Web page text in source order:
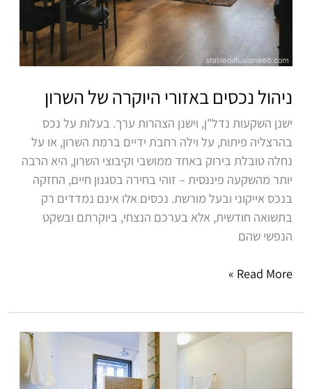
ניהול נכסים באזורי היוקרה של השרון
ישנן השקעות נדל"ן, וישנן הצהרות ערך. בעלות על נכס
בהרצליה פיתוח, על וילה רחבת ידיים ברמת השרון, או על
נחלה טובלת בירוק באחד ממושבי וקיבוצי השרון, היא הרבה
יותר מהשקעה פיננסית – זוהי בחירה בסגנון חיים, החזקה
בנכס אייקוני ובעל מורשת. נכסים אלו אינם נמדדים רק
בתשואה חודשית, אלא בערכם הנצחי, ביוקרתם ובשקט
הנפשי שהם
Read More »
ניהול